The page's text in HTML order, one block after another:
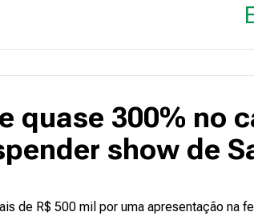
quase 300% no
show de
de R$ 500 mil por uma apresentação na